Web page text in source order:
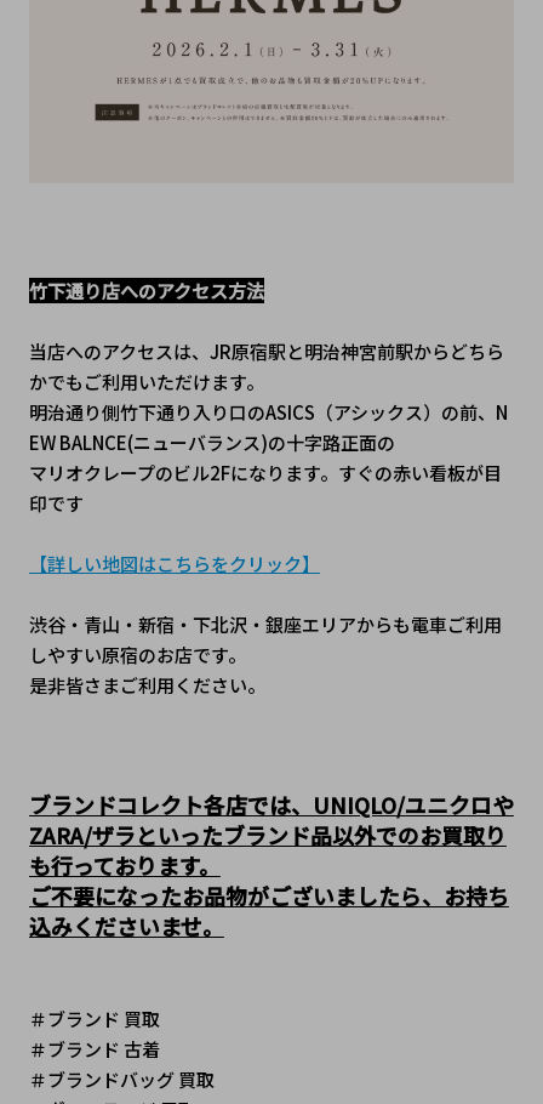
竹下通り店へのアクセス方法
当店へのアクセスは、JR原宿駅と明治神宮前駅からどちら
かでもご利用いただけます。
明治通り側竹下通り入り口のASICS（アシックス）の前、N
EW BALNCE(ニューバランス)の十字路正面の
マリオクレープのビル2Fになります。すぐの赤い看板が目
印です
【詳しい地図はこちらをクリック】
渋谷・青山・新宿・下北沢・銀座エリアからも電車ご利用
しやすい原宿のお店です。
是非皆さまご利用ください。
ブランドコレクト各店では、UNIQLO/ユニクロや
ZARA/ザラといったブランド品以外でのお買取り
も行っております。
ご不要になったお品物がございましたら、お持ち
込みくださいませ。
＃ブランド 買取
＃ブランド 古着
＃ブランドバッグ 買取